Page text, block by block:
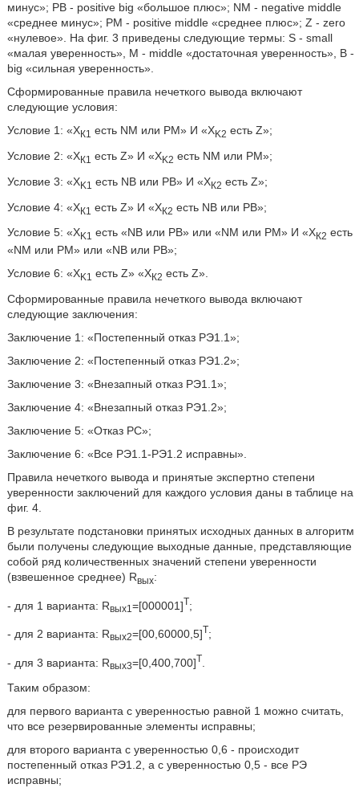
минус»; РВ - positive big «большое плюс»; NM - negative middle
«среднее минус»; РМ - positive middle «среднее плюс»; Z - zero
«нулевое». На фиг. 3 приведены следующие термы: S - small
«малая уверенность», М - middle «достаточная уверенность», В -
big «сильная уверенность».
Сформированные правила нечеткого вывода включают
следующие условия:
Условие 1: «ХК1 есть NM или РМ» И «ХK2 есть Z»;
Условие 2: «ХК1 есть Z» И «ХK2 есть NM или РМ»;
Условие 3: «XK1 есть NB или РВ» И «ХК2 есть Z»;
Условие 4: «ХК1 есть Z» И «ХК2 есть NB или РВ»;
Условие 5: «XK1 есть «NB или РВ» или «NM или РМ» И «ХК2 есть
«NM или РМ» или «NB или РВ»;
Условие 6: «ХK1 есть Z» «ХК2 есть Z».
Сформированные правила нечеткого вывода включают
следующие заключения:
Заключение 1: «Постепенный отказ РЭ1.1»;
Заключение 2: «Постепенный отказ РЭ1.2»;
Заключение 3: «Внезапный отказ РЭ1.1»;
Заключение 4: «Внезапный отказ РЭ1.2»;
Заключение 5: «Отказ РС»;
Заключение 6: «Все РЭ1.1-РЭ1.2 исправны».
Правила нечеткого вывода и принятые экспертно степени
уверенности заключений для каждого условия даны в таблице на
фиг. 4.
В результате подстановки принятых исходных данных в алгоритм
были получены следующие выходные данные, представляющие
собой ряд количественных значений степени уверенности
(взвешенное среднее) Rвых:
- для 1 варианта: Rвых1 =[000001]T;
- для 2 варианта: Rвых2=[00,60000,5]T;
- для 3 варианта: Rвых3=[0,400,700]T
Таким образом:
для первого варианта с уверенностью равной 1 можно считать,
что все резервированные элементы исправны;
для второго варианта с уверенностью 0,6 - происходит
постепенный отказ РЭ1.2, а с уверенностью 0,5 - все РЭ
исправны;